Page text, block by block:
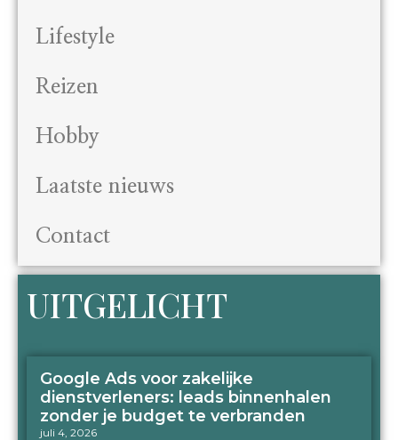
Lifestyle
Reizen
Hobby
Laatste nieuws
Contact
UITGELICHT
Google Ads voor zakelijke
dienstverleners: leads binnenhalen
zonder je budget te verbranden
juli 4, 2026